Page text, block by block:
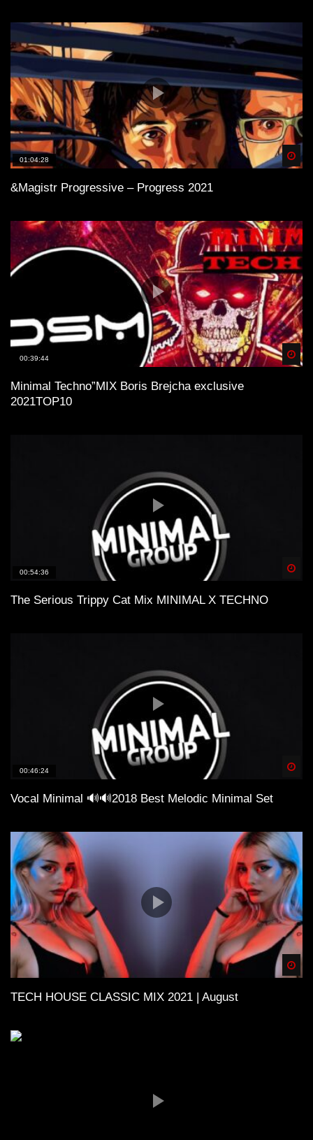
01:04:28
&Magistr Progressive – Progress 2021
00:39:44
Minimal Technо”MIX Boris Brejcha exclusive
2021TOP10
00:54:36
The Serious Trippy Cat Mix MINIMAL X TECHNO
00:46:24
Vocal Minimal 🔊🔊2018 Best Melodic Minimal Set
TECH HOUSE CLASSIC MIX 2021 | August